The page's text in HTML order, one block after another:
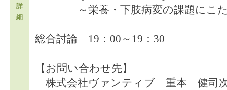
詳
細
～栄養・下肢病変の課題にこた
総合討論 19：00～19：30
【お問い合わせ先】
株式会社ヴァンティブ 重本 健司